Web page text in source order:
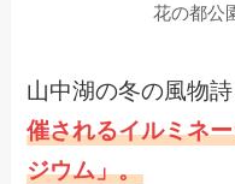
花の都公
山中湖の冬の風物
催されるイルミネ
ジウム」。